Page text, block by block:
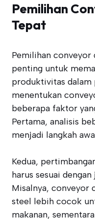
Pemilihan
Tepat
Pemilihan conveyor
penting untuk
produktivitas dalam
menentukan
beberapa faktor
Pertama, analisis
menjadi langkah
Kedua,
harus sesuai
Misalnya, conveyor
steel lebih cocok
makanan,